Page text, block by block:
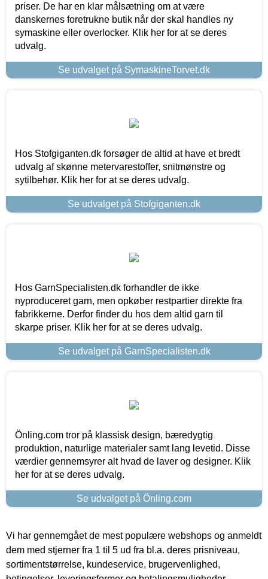
priser. De har en klar målsætning om at være
danskernes foretrukne butik når der skal handles ny
symaskine eller overlocker. Klik her for at se deres
udvalg.
Se udvalget på SymaskineTorvet.dk
Hos Stofgiganten.dk forsøger de altid at have et bredt
udvalg af skønne metervarestoffer, snitmønstre og
sytilbehør. Klik her for at se deres udvalg.
Se udvalget på Stofgiganten.dk
Hos GarnSpecialisten.dk forhandler de ikke
nyproduceret garn, men opkøber restpartier direkte fra
fabrikkerne. Derfor finder du hos dem altid garn til
skarpe priser. Klik her for at se deres udvalg.
Se udvalget på GarnSpecialisten.dk
Önling.com tror på klassisk design, bæredygtig
produktion, naturlige materialer samt lang levetid. Disse
værdier gennemsyrer alt hvad de laver og designer. Klik
her for at se deres udvalg.
Se udvalget på Önling.com
Vi har gennemgået de mest populære webshops og anmeldt
dem med stjerner fra 1 til 5 ud fra bl.a. deres prisniveau,
sortimentstørrelse, kundeservice, brugervenlighed,